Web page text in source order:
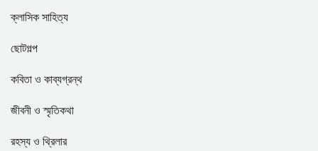
ক্লাসিক সাহিত্য
ছোটগল্প
কবিতা ও কাব্যগ্রন্থ
জীবনী ও স্মৃতিকথা
রহস্য ও থ্রিলার